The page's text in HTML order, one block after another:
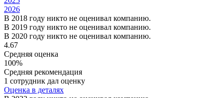
2026
В 2018 году никто не оценивал компанию.
В 2019 году никто не оценивал компанию.
В 2020 году никто не оценивал компанию.
4.67
Средняя оценка
100%
Средняя рекомендация
1 сотрудник дал оценку
Оценка в деталях